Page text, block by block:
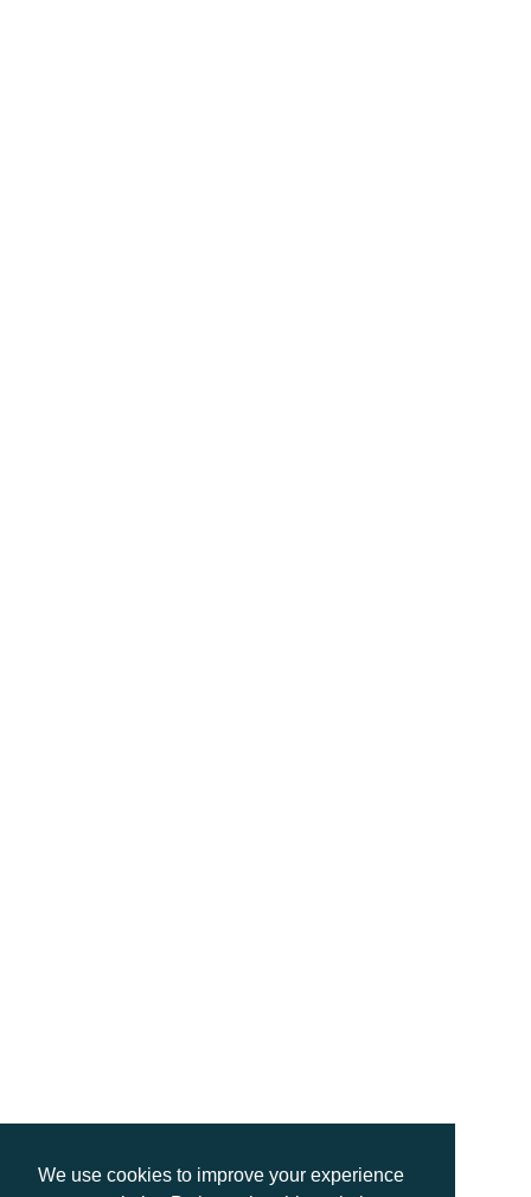
We use cookies to improve your experience